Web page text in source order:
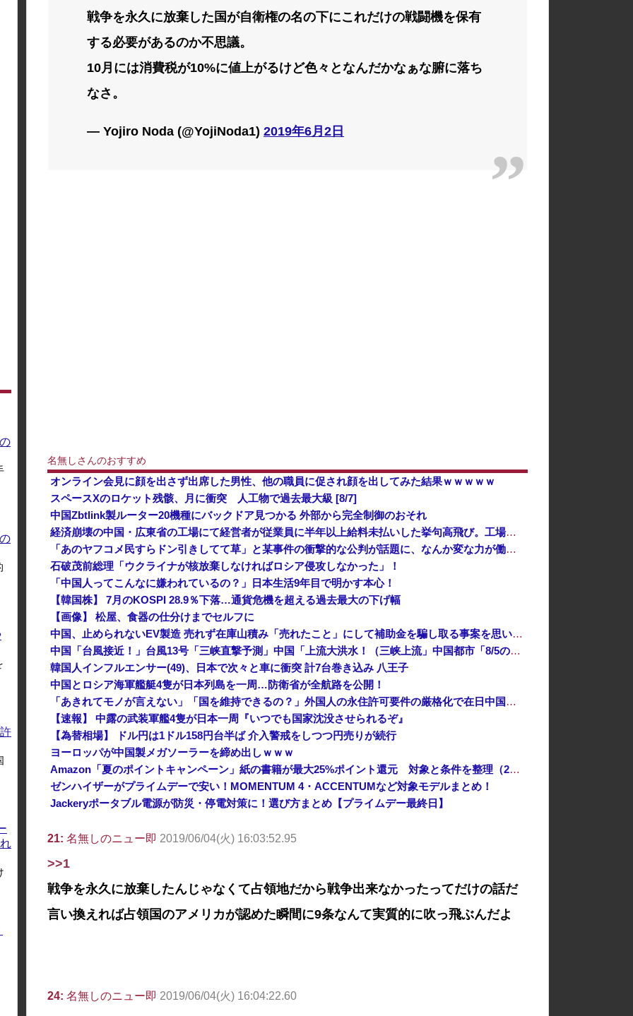
戦争を永久に放棄した国が自衛権の名の下にこれだけの戦闘機を保有
する必要があるのか不思議。
10月には消費税が10%に値上がるけど色々となんだかなぁな腑に落ち
なさ。
— Yojiro Noda (@YojiNoda1) 2019年6月2日
名無しさんのおすすめ
オンライン会見に顔を出さず出席した男性、他の職員に促され顔を出してみた結果ｗｗｗｗｗ
スペースXのロケット残骸、月に衝突 人工物で過去最大級 [8/7]
中国Zbtlink製ルーター20機種にバックドア見つかる 外部から完全制御のおそれ
経済崩壊の中国・広東省の工場にて経営者が従業員に半年以上給料未払いした挙句高飛び。工場は空っぽに
「あのヤフコメ民すらドン引きしてて草」と某事件の衝撃的な公判が話題に、なんか変な力が働いてんのかってくらい……
石破茂前総理「ウクライナが核放棄しなければロシア侵攻しなかった」！
「中国人ってこんなに嫌われているの？」日本生活9年目で明かす本心！
【韓国株】 7月のKOSPI 28.9％下落…通貨危機を超える過去最大の下げ幅
【画像】 松屋、食器の仕分けまでセルフに
中国、止められないEV製造 売れず在庫山積み「売れたこと」にして補助金を騙し取る事案を思いつきが横行
中国「台風接近！」台風13号「三峡直撃予測」中国「上流大洪水！（三峡上流」中国都市「8/5の映像（動画」三峡ダム「緊急放流（決壊危機」中国「下流大水害（震え声」→
韓国人インフルエンサー(49)、日本で次々と車に衝突 計7台巻き込み 八王子
中国とロシア海軍艦艇4隻が日本列島を一周…防衛省が全航路を公開！
「あきれてモノが言えない」「国を維持できるの？」外国人の永住許可要件の厳格化で在日中国人の本音は？
【速報】 中露の武装軍艦4隻が日本一周『いつでも国家沈没させられるぞ』
【為替相場】 ドル円は1ドル158円台半ば 介入警戒をしつつ円売りが続行
ヨーロッパが中国製メガソーラーを締め出しｗｗｗ
Amazon「夏のポイントキャンペーン」紙の書籍が最大25%ポイント還元 対象と条件を整理（2026年7月）
ゼンハイザーがプライムデーで安い！MOMENTUM 4・ACCENTUMなど対象モデルまとめ！
Jackeryポータブル電源が防災・停電対策に！選び方まとめ【プライムデー最終日】
21: 名無しのニュー即 2019/06/04(火) 16:03:52.95
>>1
戦争を永久に放棄したんじゃなくて占領地だから戦争出来なかったってだけの話だ
言い換えれば占領国のアメリカが認めた瞬間に9条なんて実質的に吹っ飛ぶんだよ
24: 名無しのニュー即 2019/06/04(火) 16:04:22.60